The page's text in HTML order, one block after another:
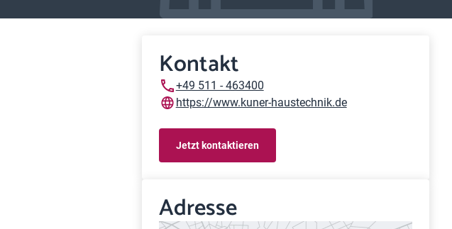
Kontakt
+49 511 - 463400
https://www.kuner-haustechnik.de
Jetzt kontaktieren
Adresse